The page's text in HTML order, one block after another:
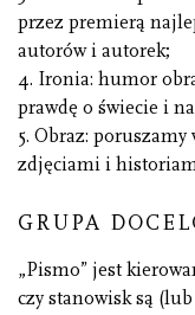
przez premierą
autorów i autorek;
4. Ironia: humor
prawdę o świecie i
5. Obraz:
zdjęciami i
GRUPA
„Pismo” jest
czy stanowisk są